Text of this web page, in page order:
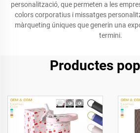
personalització, que permeten a les
colors corporatius i missatges
màrqueting úniques que generin una
termini.
Productes